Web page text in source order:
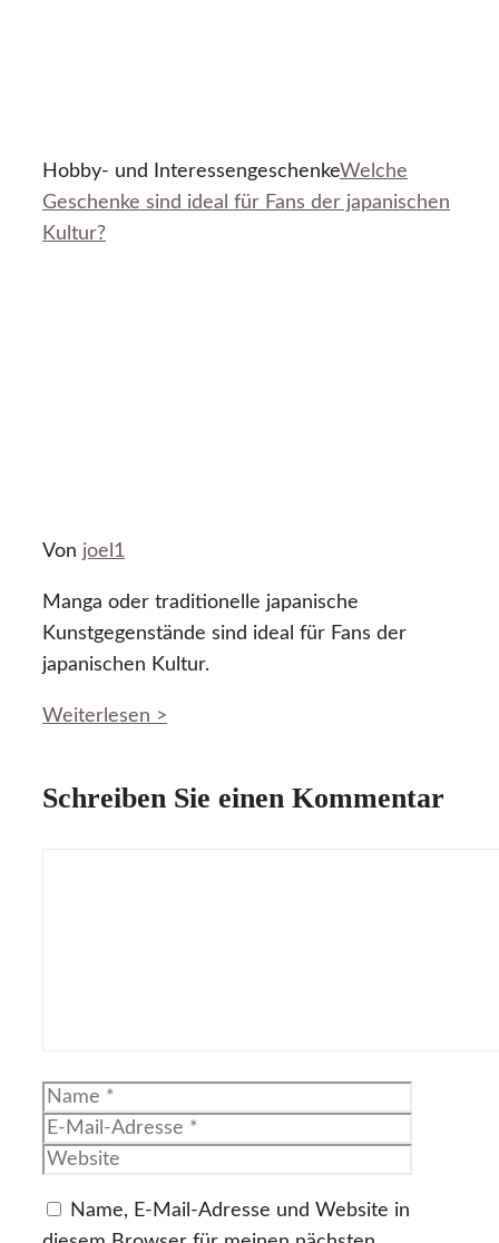
Hobby- und InteressengeschenkeWelche
Geschenke sind ideal für Fans der japanischen
Kultur?
Von joel1
Manga oder traditionelle japanische
Kunstgegenstände sind ideal für Fans der
japanischen Kultur.
Weiterlesen >
Schreiben Sie einen Kommentar
Name
Name, E-Mail-Adresse und Website in